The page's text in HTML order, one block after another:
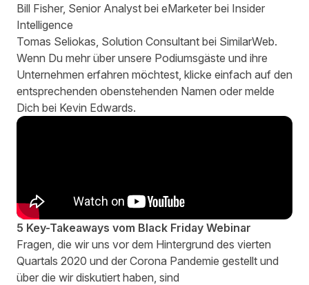
Bill Fisher, Senior Analyst bei eMarketer bei Insider
Intelligence
Tomas Seliokas , Solution Consultant bei SimilarWeb.
Wenn Du mehr über unsere Podiumsgäste und ihre
Unternehmen erfahren möchtest, klicke einfach auf den
entsprechenden obenstehenden Namen oder melde
Dich bei Kevin Edwards.
5 Key-Takeaways vom Black Friday Webinar
Fragen, die wir uns vor dem Hintergrund des vierten
Quartals 2020 und der Corona Pandemie gestellt und
über die wir diskutiert haben, sind